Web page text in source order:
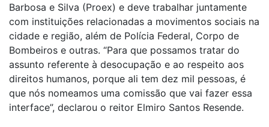
Barbosa e Silva (Proex) e deve trabalhar juntamente
com instituições relacionadas a movimentos sociais na
cidade e região, além de Polícia Federal, Corpo de
Bombeiros e outras. “Para que possamos tratar do
assunto referente à desocupação e ao respeito aos
direitos humanos, porque ali tem dez mil pessoas, é
que nós nomeamos uma comissão que vai fazer essa
interface”, declarou o reitor Elmiro Santos Resende.